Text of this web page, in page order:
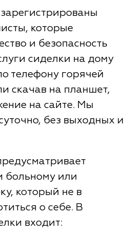
которые
и безопасность
сиделки на дому
телефону горячей
скачав на планшет,
на сайте. Мы
без выходных и
больному или
который не в
о себе. В
входит: